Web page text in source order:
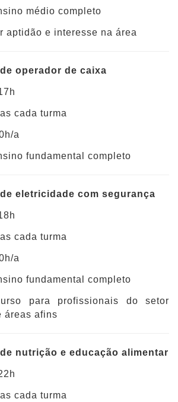
médio completo
aptidão e interesse na área
operador de caixa
cada turma
a
fundamental completo
eletricidade com segurança
cada turma
a
fundamental completo
para profissionais do setor
áreas afins
nutrição e educação alimentar
cada turma